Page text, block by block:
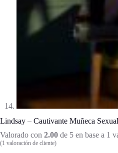
Lindsay – Cautivante Muñeca
Valorado con 2.00 de 5 en base a 1
(1 valoración de cliente)